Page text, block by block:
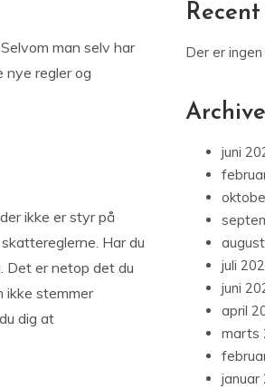
man selv har
regler og
ikke er styr på
Har du
Det er netop det du
ikke stemmer
dig at
Der er
juni
juli
juni
april
marts
januar